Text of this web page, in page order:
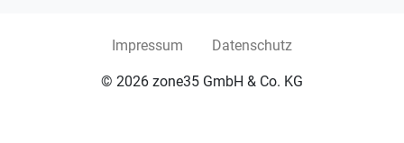
© 2026 zone35 GmbH & Co. KG
Impressum Datenschutz